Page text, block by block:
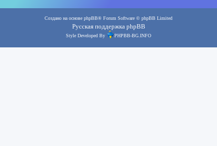
Создано на основе phpBB® Forum Software © phpBB Limited
Русская поддержка phpBB
Style Developed By PHPBB-BG.INFO